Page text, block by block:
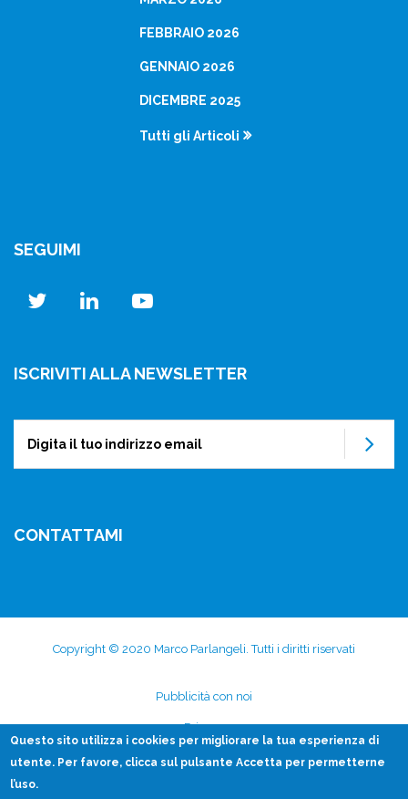
FEBBRAIO 2026
GENNAIO 2026
DICEMBRE 2025
Tutti gli Articoli
SEGUIMI
twitterlinkedinyoutube
ISCRIVITI ALLA NEWSLETTER
CONTATTAMI
Copyright © 2020 Marco Parlangeli. Tutti i diritti riservati
menu
Pubblicità con noi
Privacy
Disclaimer
Questo sito utilizza i cookies per migliorare la tua esperienza di
utente. Per favore, clicca sul pulsante Accetta per permetterne
l’uso.